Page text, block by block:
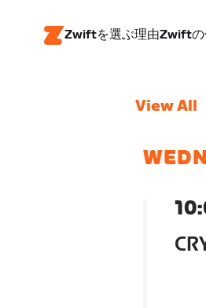
Zwiftを選ぶ理由Zwiftの
View All